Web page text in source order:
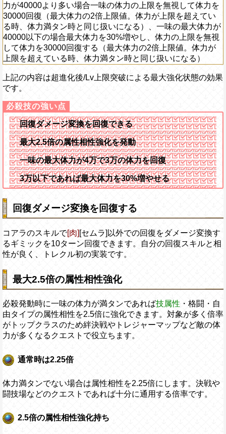
力が40000より多い場合一味の体力の上限を無視して体力を
30000回復（最大体力の2倍上限値。体力が上限を超えてい
る時、体力満タン時と同じ扱いになる）、一味の最大体力が
40000以下の場合最大体力を30%増やし、体力の上限を無視
して体力を30000回復する（最大体力の2倍上限値。体力が
上限を超えている時、体力満タン時と同じ扱いになる）
上記の内容は超進化後/Lv上限突破による最大強化状態の効果
です。
回復ダメージ変換を回復できる
最大2.5倍の属性相性強化を発動
一味の最大体力が4万で3万の体力を回復
3万以下であれば最大体力を30%増やせる
回復ダメージ変換を回復する
コアラのスキルで[肉] [セムラ]以外での回復をダメージ変換す
るギミックを10ターン回復できます。自分の回復スキルと相
性が良く、トレクル初の実装です。
最大2.5倍の属性相性強化
必殺発動時に一味の体力が満タンであれば技属性 ・格闘・自
由タイプの属性相性を2.5倍に強化できます。対象が多く倍率
がトップクラスのため絆決戦やトレジャーマップなど敵の体
力が多くなるクエストで役立ちます。
通常時は2.25倍
体力満タンでない場合は属性相性を2.25倍にします。決戦や
闘技場などのクエストであれば十分に通用する倍率です。
2.5倍の属性相性強化持ち